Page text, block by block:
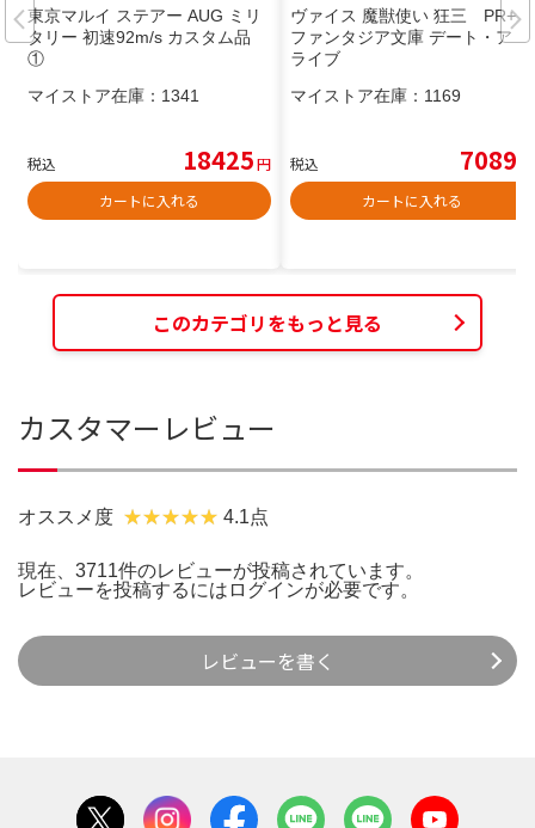
東京マルイ ステアー AUG ミリ
タリー 初速92m/s カスタム品
①
マイストア在庫： 1341
税込 18425円
カートに入れる
ヴァイス 魔獣使い 狂三 PR+
ファンタジア文庫 デート・ア・
ライブ
マイストア在庫： 1169
税込 7089
カートに入れる
このカテゴリをもっと見る
カスタマーレビュー
オススメ度 4.1点
現在、3711件のレビューが投稿されています。
レビューを投稿するには ログインが必要です。
レビューを書く